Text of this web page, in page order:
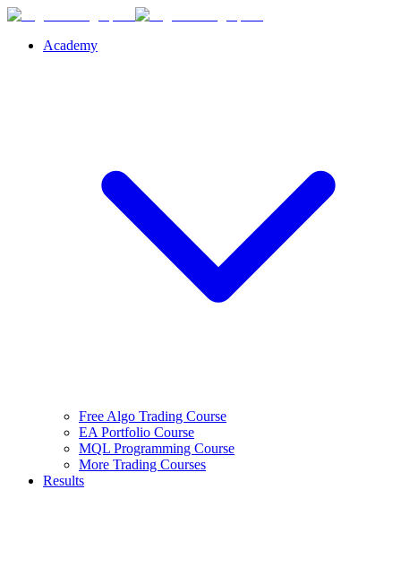
Academy
Free Algo Trading Course
EA Portfolio Course
MQL Programming Course
More Trading Courses
Results